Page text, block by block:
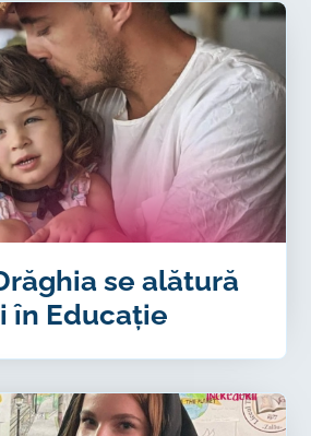
se alătură
în Educație